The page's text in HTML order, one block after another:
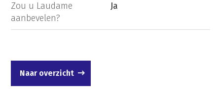
Zou u Laudame
aanbevelen?
Ja
Naar overzicht